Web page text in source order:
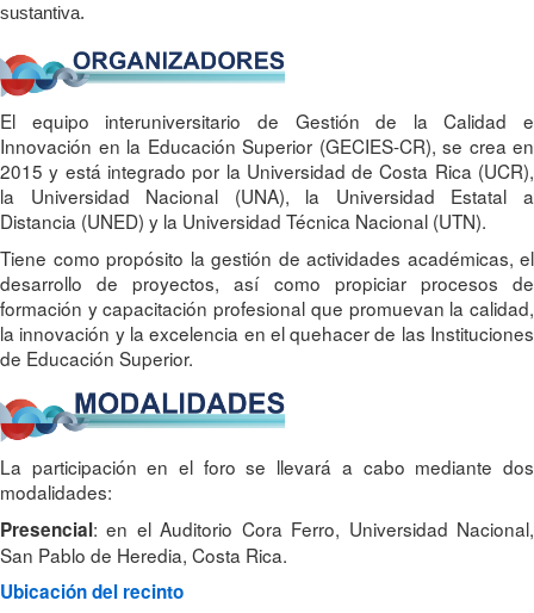
sustantiva.
El equipo interuniversitario de Gestión de la Calidad e
Innovación en la Educación Superior (GECIES-CR), se crea en
2015 y está integrado por la Universidad de Costa Rica (UCR),
la Universidad Nacional (UNA), la Universidad Estatal a
Distancia (UNED) y la Universidad Técnica Nacional (UTN).
Tiene como propósito la gestión de actividades académicas, el
desarrollo de proyectos, así como propiciar procesos de
formación y capacitación profesional que promuevan la calidad,
la innovación y la excelencia en el quehacer de las Instituciones
de Educación Superior.
La participación en el foro se llevará a cabo mediante dos
modalidades:
Presencial: en el Auditorio Cora Ferro, Universidad Nacional,
San Pablo de Heredia, Costa Rica.
Ubicación del recinto